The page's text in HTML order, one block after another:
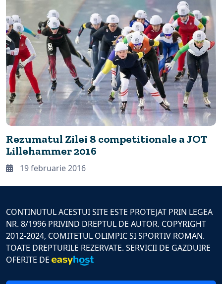
Rezumatul Zilei 8 competitionale a JOT
Lillehammer 2016
19 februarie 2016
CONTINUTUL ACESTUI SITE ESTE PROTEJAT PRIN LEGEA
NR. 8/1996 PRIVIND DREPTUL DE AUTOR. COPYRIGHT
2012-2024, COMITETUL OLIMPIC SI SPORTIV ROMAN.
TOATE DREPTURILE REZERVATE. SERVICII DE GAZDUIRE
OFERITE DE